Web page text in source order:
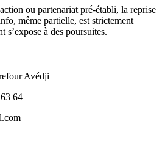
ou partenariat pré-établi, la reprise
même partielle, est strictement
s’expose à des poursuites.
Avédji
64